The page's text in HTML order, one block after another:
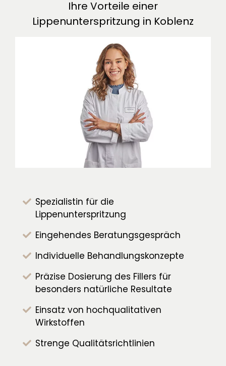
Ihre Vorteile einer
Lippenunterspritzung in Koblenz
Spezialistin für die
Lippenunterspritzung
Eingehendes Beratungsgespräch
Individuelle Behandlungskonzepte
Präzise Dosierung des Fillers für
besonders natürliche Resultate
Einsatz von hochqualitativen
Wirkstoffen
Strenge Qualitätsrichtlinien